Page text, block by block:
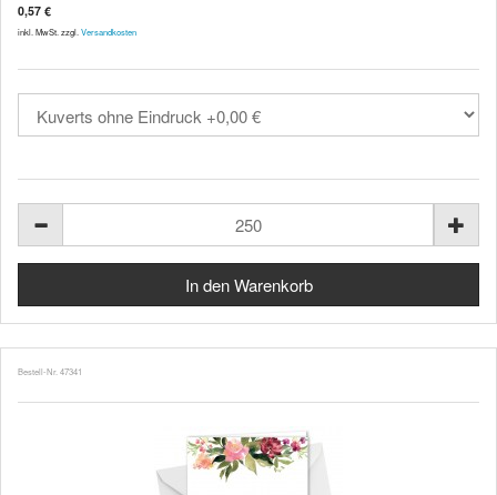
0,57 €
inkl. MwSt. zzgl. Versandkosten
Bestell-Nr. 47341